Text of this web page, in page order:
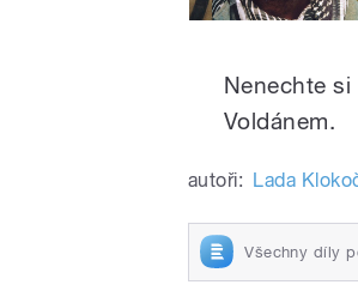
Nenechte
Voldánem.
autoři: Lada
Všechny díly